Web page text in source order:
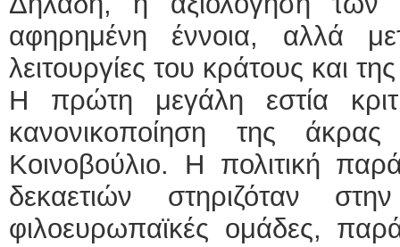
αφηρημένη έννοια, αλλά
λειτουργίες του κράτους και
Η πρώτη μεγάλη εστία
κανονικοποίηση της
Κοινοβούλιο. Η πολιτική
δεκαετιών στηριζόταν
φιλοευρωπαϊκές ομάδες, παρά